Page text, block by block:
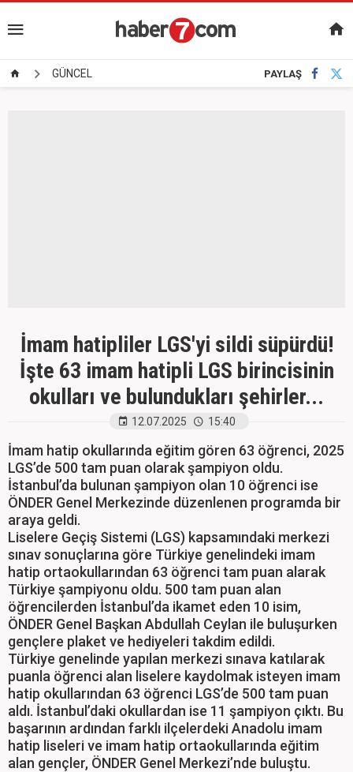
GÜNCEL PAYLAŞ
İmam hatipliler LGS'yi sildi süpürdü!
İşte 63 imam hatipli LGS birincisinin
okulları ve bulundukları şehirler...
12.07.2025 15:40
İmam hatip okullarında eğitim gören 63 öğrenci, 2025
LGS’de 500 tam puan olarak şampiyon oldu.
İstanbul’da bulunan şampiyon olan 10 öğrenci ise
ÖNDER Genel Merkezinde düzenlenen programda bir
araya geldi.
Liselere Geçiş Sistemi (LGS) kapsamındaki merkezi
sınav sonuçlarına göre Türkiye genelindeki imam
hatip ortaokullarından 63 öğrenci tam puan alarak
Türkiye şampiyonu oldu. 500 tam puan alan
öğrencilerden İstanbul’da ikamet eden 10 isim,
ÖNDER Genel Başkan Abdullah Ceylan ile buluşurken
gençlere plaket ve hediyeleri takdim edildi.
Türkiye genelinde yapılan merkezi sınava katılarak
puanla öğrenci alan liselere kaydolmak isteyen imam
hatip okullarından 63 öğrenci LGS’de 500 tam puan
aldı. İstanbul’daki okullardan ise 11 şampiyon çıktı. Bu
başarının ardından farklı ilçelerdeki Anadolu imam
hatip liseleri ve imam hatip ortaokullarında eğitim
alan gençler, ÖNDER Genel Merkezi’nde buluştu.